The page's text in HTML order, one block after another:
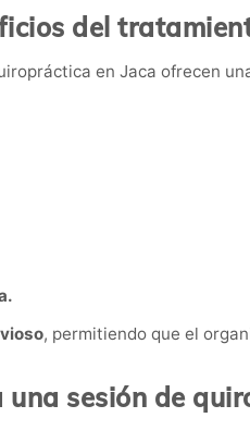
del
en Jaca ofrecen
, permitiendo que el
sesión de